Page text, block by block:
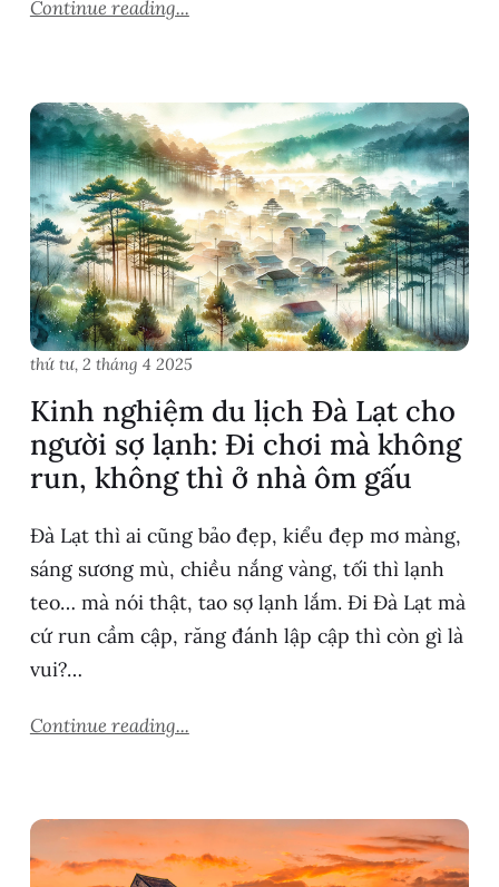
Continue reading...
thứ tư, 2 tháng 4 2025
Kinh nghiệm du lịch Đà Lạt cho
người sợ lạnh: Đi chơi mà không
run, không thì ở nhà ôm gấu
Đà Lạt thì ai cũng bảo đẹp, kiểu đẹp mơ màng,
sáng sương mù, chiều nắng vàng, tối thì lạnh
teo… mà nói thật, tao sợ lạnh lắm. Đi Đà Lạt mà
cứ run cầm cập, răng đánh lập cập thì còn gì là
vui?…
Continue reading...